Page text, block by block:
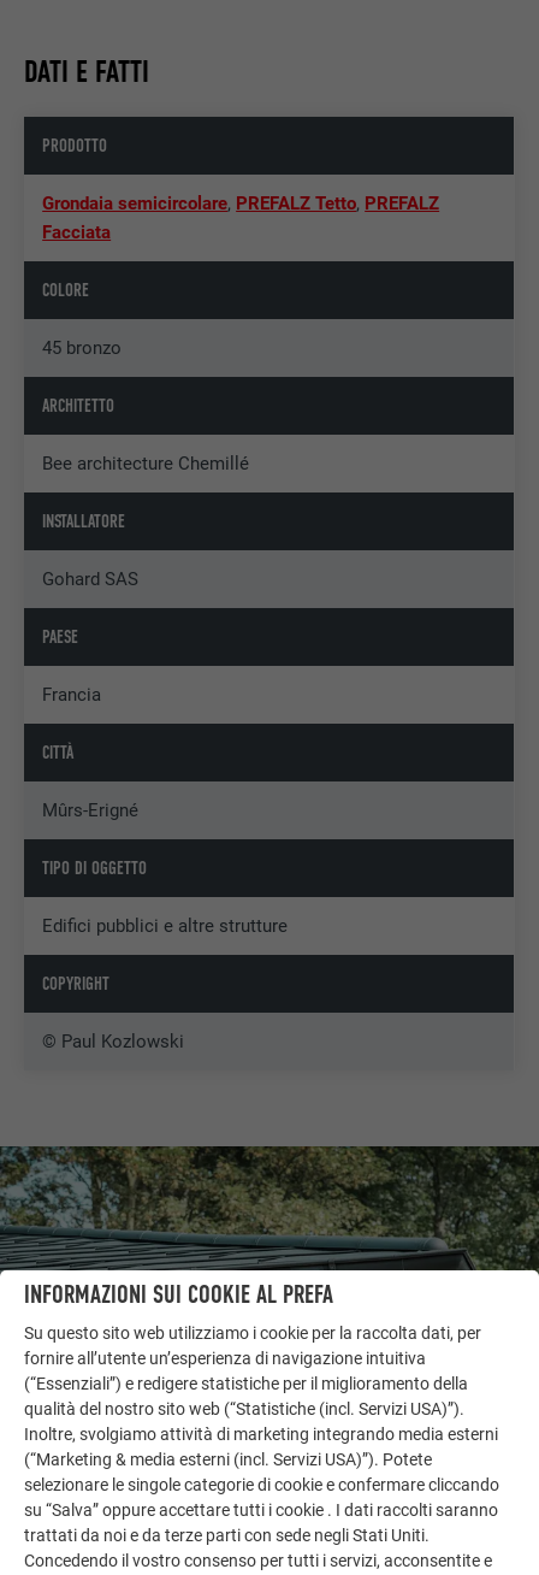
DATI E FATTI
PRODOTTO
Grondaia semicircolare, PREFALZ Tetto, PREFALZ
Facciata
COLORE
45 bronzo
ARCHITETTO
Bee architecture Chemillé
INSTALLATORE
Gohard SAS
PAESE
Francia
CITTÀ
Mûrs-Erigné
TIPO DI OGGETTO
Edifici pubblici e altre strutture
COPYRIGHT
© Paul Kozlowski
LASCIATI ISPIRARE
ALTRI OGGETTI
La galleria di riferimento PREFA mostra la versatilità
INFORMAZIONI SUI COOKIE AL PREFA
Su questo sito web utilizziamo i cookie per la raccolta dati, per
fornire all’utente un’esperienza di navigazione intuitiva
(“Essenziali”) e redigere statistiche per il miglioramento della
qualità del nostro sito web (“Statistiche (incl. Servizi USA)”).
Inoltre, svolgiamo attività di marketing integrando media esterni
(“Marketing & media esterni (incl. Servizi USA)”). Potete
selezionare le singole categorie di cookie e confermare cliccando
su “Salva” oppure accettare tutti i cookie . I dati raccolti saranno
trattati da noi e da terze parti con sede negli Stati Uniti.
Concedendo il vostro consenso per tutti i servizi, acconsentite e